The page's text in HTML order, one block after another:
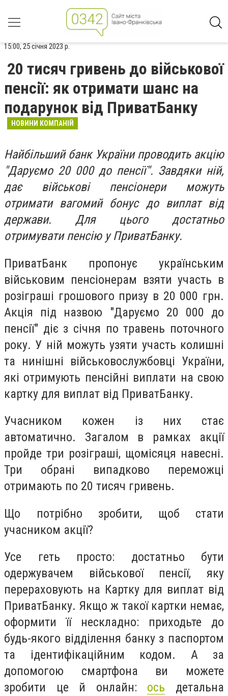
15:00, 25 січня 2023 р.
20 тисяч гривень до військової
пенсії: як отримати шанс на
подарунок від ПриватБанку
НОВИНИ КОМПАНІЙ
Найбільший банк України проводить акцію
"Даруємо 20 000 до пенсії". Завдяки ній,
дає військові пенсіонери можуть
отримати вагомий бонус до виплат від
держави. Для цього достатньо
отримувати пенсію у ПриватБанку.
ПриватБанк пропонує українським
військовим пенсіонерам взяти участь в
розіграші грошового призу в 20 000 грн.
Акція під назвою "Даруємо 20 000 до
пенсії" діє з січня по травень поточного
року. У ній можуть узяти участь колишні
та нинішні військовослужбовці України,
які отримують пенсійні виплати на свою
картку для виплат від ПриватБанку.
Учасником кожен із них стає
автоматично. Загалом в рамках акції
пройде три розіграші, щомісяця навесні.
Три обрані випадково переможці
отримають по 20 тисяч гривень.
Що потрібно зробити, щоб стати
учасником акції?
Усе геть просто: достатньо бути
одержувачем військової пенсії, яку
перераховують на Картку для виплат від
ПриватБанку. Якщо ж такої картки немає,
оформити її нескладно: приходьте до
будь-якого відділення банку з паспортом
та ідентифікаційним кодом. А за
допомогою смартфона ви можете
зробити це й онлайн: ось детальна